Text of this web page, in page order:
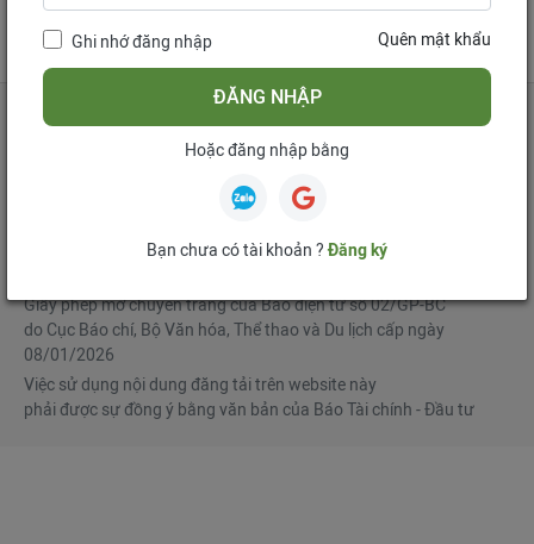
tử
Mua bản tin điện tử
Đăng ký diễn đàn
Ngô Chí Tùng Lê Trọng Minh
Giấy phép mở chuyên trang của Báo điện tử số 02/GP-BC
do Cục Báo chí, Bộ Văn hóa, Thể thao và Du lịch cấp ngày
08/01/2026
Việc sử dụng nội dung đăng tải trên website này
phải được sự đồng ý bằng văn bản của Báo Tài chính - Đầu tư
Ghi nhớ đăng nhập Quên mật khẩu
ĐĂNG NHẬP
Hoặc đăng nhập bằng
Bạn chưa có tài khoản ?Đăng ký